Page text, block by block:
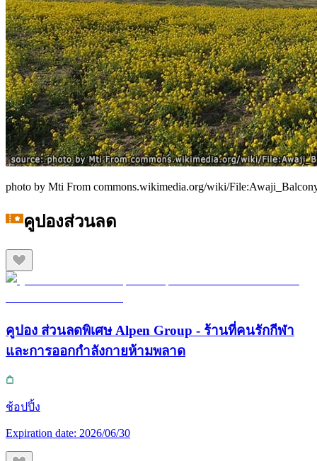
photo by Mti From commons.wikimedia.org/wiki/
คูปองส่วนลด
คูปอง ส่วนลดพิเศษ Alpen Group - ร้านที่คนรักกีฬา
และการออกกำลังกายห้ามพลาด
ช้อปปิ้ง
Expiration date: 2026/06/30